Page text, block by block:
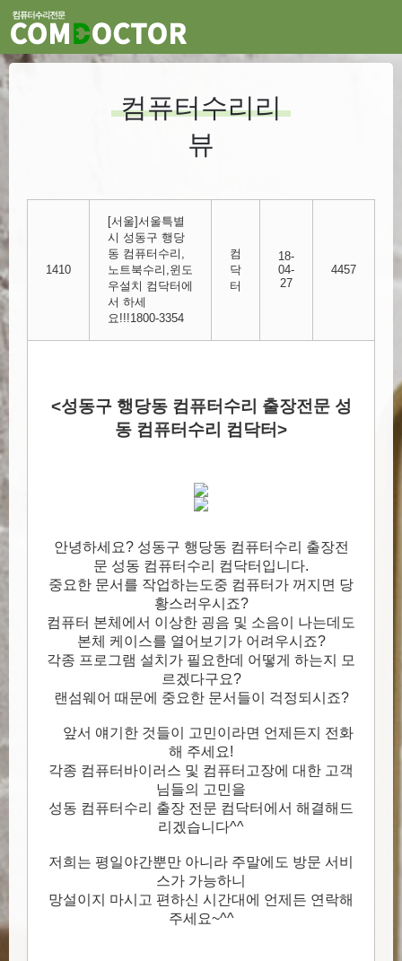
컴퓨터수리리
뷰
1410
[서울]서울특별
시 성동구 행당
동 컴퓨터수리,
노트북수리,윈도
우설치 컴닥터에
서 하세
요!!!1800-3354
컴
닥
터
18-
04-
27
4457
<성동구 행당동 컴퓨터수리 출장전문 성
동 컴퓨터수리 컴닥터>
안녕하세요? 성동구 행당동 컴퓨터수리 출장전
문 성동 컴퓨터수리 컴닥터입니다.
중요한 문서를 작업하는도중 컴퓨터가 꺼지면 당
황스러우시죠?
컴퓨터 본체에서 이상한 굉음 및 소음이 나는데도
본체 케이스를 열어보기가 어려우시죠?
각종 프로그램 설치가 필요한데 어떻게 하는지 모
르겠다구요?
랜섬웨어 때문에 중요한 문서들이 걱정되시죠?
앞서 얘기한 것들이 고민이라면 언제든지 전화
해 주세요!
각종 컴퓨터바이러스 및 컴퓨터고장에 대한 고객
님들의 고민을
성동 컴퓨터수리 출장 전문 컴닥터에서 해결해드
리겠습니다^^
저희는 평일야간뿐만 아니라 주말에도 방문 서비
스가 가능하니
망설이지 마시고 편하신 시간대에 언제든 연락해
주세요~^^